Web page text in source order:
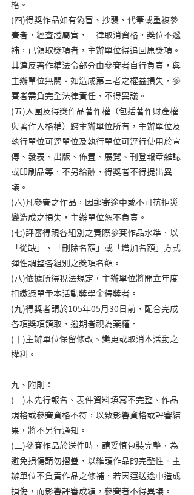
格。
(四)得獎作品如有偽冒、抄襲、代筆或重複參
賽者，經查證屬實，一律取消資格，獎位不遞
補，已領取獎項者，主辦單位得追回原獎項。
其違反著作權法令部分由參賽者自行負責，與
主辦單位無關。如造成第三者之權益損失，參
賽者需負完全法律責任，不得異議。
(五)入圍及得獎作品著作權（包括著作財產權
與著作人格權）歸主辦單位所有，主辦單位及
執行單位可逕單位及執行單位可逕行使用於宣
傳、發表、出版、佈置、展覽、刊登報章雜誌
或印刷品等，不另給酬，得獎者不得提出異
議。
(六)凡參賽之作品，因郵寄途中或不可抗拒災
變造成之損失，主辦單位恕不負責。
(七)評審得視各組別之實際參賽作品水準，以
「從缺」、「刪除名額」或「增加名額」方式
彈性調整各組別之獎項名額。
(八)依據所得稅法規定，主辦單位將開立年度
扣繳憑單予本活動獎學金得獎者。
(九)得獎者請於105年05月30日前，配合完成
各項獎項領取，逾期者視為棄權。
(十)主辦單位保留修改、變更或取消本活動之
權利。
九、附則：
(ㄧ)未先行報名、表件資料填寫不完整、作品
規格或參賽資格不符，以致影響資格或評審結
果，將不另行通知。
(二)參賽作品於送件時，請妥慎包裝完整，為
避免損傷請勿摺疊，以維護作品的完整性。主
辦單位不負責作品之修補，若因運送途中造成
損傷，而影響評審成績，參賽者不得異議。